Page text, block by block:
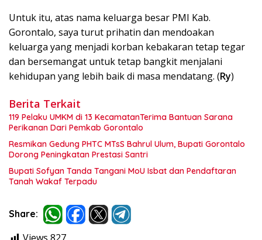
Untuk itu, atas nama keluarga besar PMI Kab.
Gorontalo, saya turut prihatin dan mendoakan
keluarga yang menjadi korban kebakaran tetap tegar
dan bersemangat untuk tetap bangkit menjalani
kehidupan yang lebih baik di masa mendatang. (Ry)
Berita Terkait
119 Pelaku UMKM di 13 KecamatanTerima Bantuan Sarana
Perikanan Dari Pemkab Gorontalo
Resmikan Gedung PHTC MTsS Bahrul Ulum, Bupati Gorontalo
Dorong Peningkatan Prestasi Santri
Bupati Sofyan Tanda Tangani MoU Isbat dan Pendaftaran
Tanah Wakaf Terpadu
Share: